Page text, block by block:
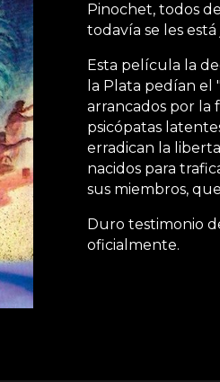
Pinochet, todos
todavía se les
Esta película la
la Plata pedían
arrancados por la
psicópatas
erradican la
nacidos para
sus miembros,
Duro testimonio
oficialmente.